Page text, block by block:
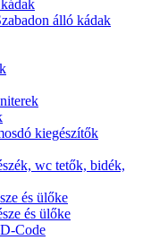
álló kádak
kiegészítők
wc tetők, bidék,
és ülőke
és ülőke
Code